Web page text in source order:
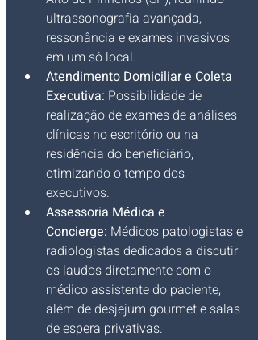
ultrassonografia avançada,
ressonância e exames invasivos
em um só local.
Atendimento Domiciliar e Coleta
Executiva: Possibilidade de
realização de exames de análises
clínicas no escritório ou na
residência do beneficiário,
otimizando o tempo dos
executivos.
Assessoria Médica e
Concierge: Médicos patologistas e
radiologistas dedicados a discutir
os laudos diretamente com o
médico assistente do paciente,
além de desjejum gourmet e salas
de espera privativas.